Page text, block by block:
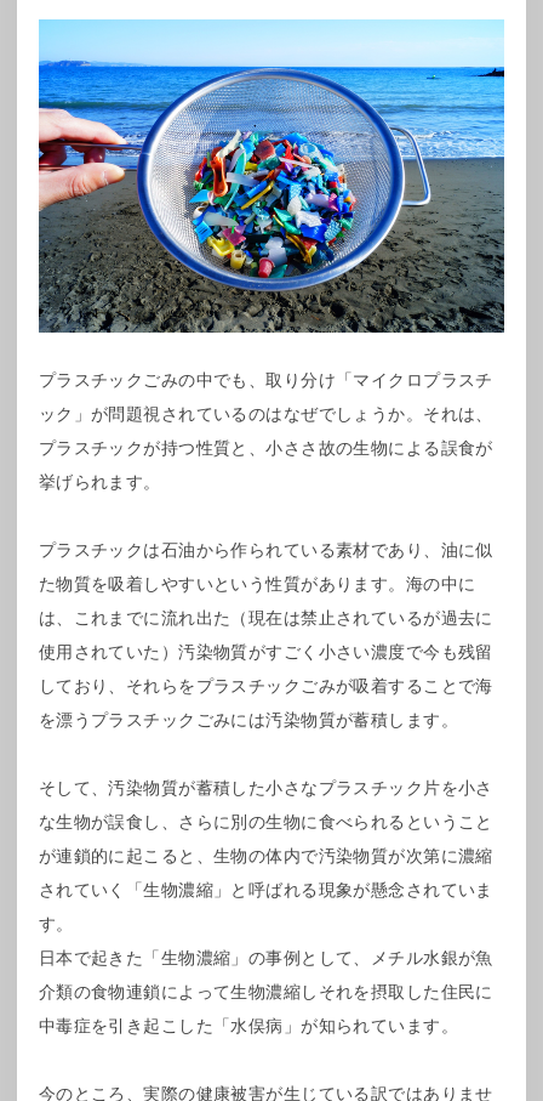
プラスチックごみの中でも、取り分け「マイクロプラスチ
ック」が問題視されているのはなぜでしょうか。それは、
プラスチックが持つ性質と、小ささ故の生物による誤食が
挙げられます。
プラスチックは石油から作られている素材であり、油に似
た物質を吸着しやすいという性質があります。海の中に
は、これまでに流れ出た（現在は禁止されているが過去に
使用されていた）汚染物質がすごく小さい濃度で今も残留
しており、それらをプラスチックごみが吸着することで海
を漂うプラスチックごみには汚染物質が蓄積します。
そして、汚染物質が蓄積した小さなプラスチック片を小さ
な生物が誤食し、さらに別の生物に食べられるということ
が連鎖的に起こると、生物の体内で汚染物質が次第に濃縮
されていく「生物濃縮」と呼ばれる現象が懸念されていま
す。
日本で起きた「生物濃縮」の事例として、メチル水銀が魚
介類の食物連鎖によって生物濃縮しそれを摂取した住民に
中毒症を引き起こした「水俣病」が知られています。
今のところ、実際の健康被害が生じている訳ではありませ